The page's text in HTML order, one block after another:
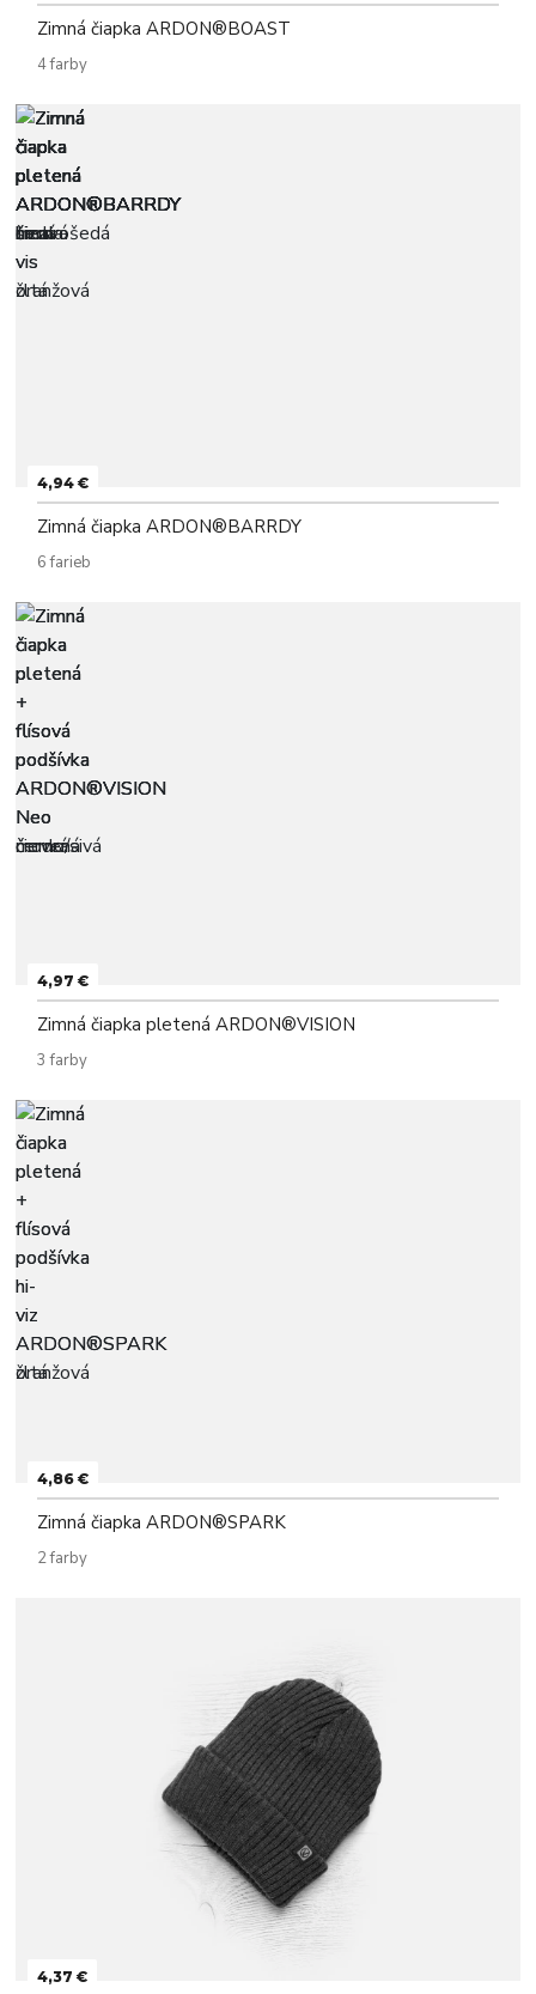
Zimná čiapka ARDON®BOAST
4 farby
4,94 €
Zimná čiapka ARDON®BARRDY
6 farieb
4,97 €
Zimná čiapka pletená ARDON®VISION
3 farby
4,86 €
Zimná čiapka ARDON®SPARK
2 farby
4,37 €